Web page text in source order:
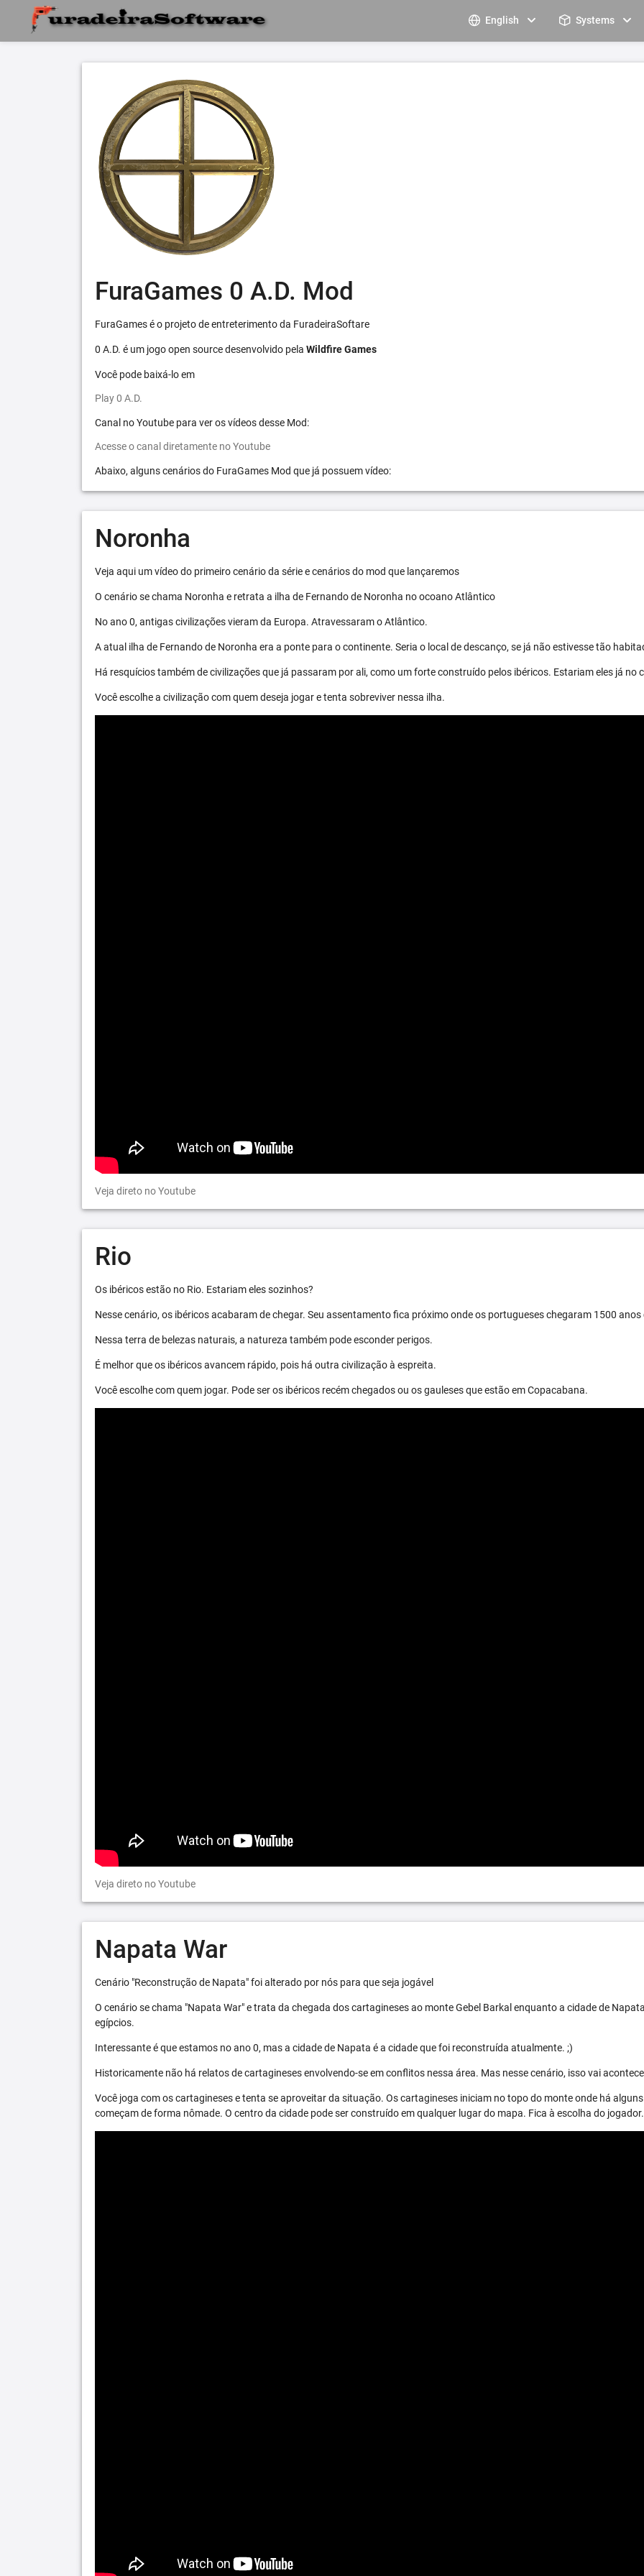
English Systems
FuraGames 0 A.D. Mod
FuraGames é o projeto de entreterimento da FuradeiraSoftare
0 A.D. é um jogo open source desenvolvido pela Wildfire Games
Você pode baixá-lo em
Play 0 A.D.
Canal no Youtube para ver os vídeos desse Mod:
Acesse o canal diretamente no Youtube
Abaixo, alguns cenários do FuraGames Mod que já possuem vídeo:
Noronha
Veja aqui um vídeo do primeiro cenário da série e cenários do mod que lançaremos
O cenário se chama Noronha e retrata a ilha de Fernando de Noronha no ocoano Atlântico
No ano 0, antigas civilizações vieram da Europa. Atravessaram o Atlântico.
A atual ilha de Fernando de Noronha era a ponte para o continente. Seria o local de descanço, se já não estivesse tão
Há resquícios também de civilizações que já passaram por ali, como um forte construído pelos ibéricos. Estariam eles já no
Você escolhe a civilização com quem deseja jogar e tenta sobreviver nessa ilha.
Veja direto no Youtube
Rio
Os ibéricos estão no Rio. Estariam eles sozinhos?
Nesse cenário, os ibéricos acabaram de chegar. Seu assentamento fica próximo onde os portugueses chegaram 1500 anos
Nessa terra de belezas naturais, a natureza também pode esconder perigos.
É melhor que os ibéricos avancem rápido, pois há outra civilização à espreita.
Você escolhe com quem jogar. Pode ser os ibéricos recém chegados ou os gauleses que estão em Copacabana.
Veja direto no Youtube
Napata War
Cenário "Reconstrução de Napata" foi alterado por nós para que seja jogável
O cenário se chama "Napata War" e trata da chegada dos cartagineses ao monte Gebel Barkal enquanto a cidade de
egípcios.
Interessante é que estamos no ano 0, mas a cidade de Napata é a cidade que foi reconstruída atualmente. ;)
Historicamente não há relatos de cartagineses envolvendo-se em conflitos nessa área. Mas nesse cenário, isso vai
Você joga com os cartagineses e tenta se aproveitar da situação. Os cartagineses iniciam no topo do monte onde há
começam de forma nômade. O centro da cidade pode ser construído em qualquer lugar do mapa. Fica à escolha do jogador.